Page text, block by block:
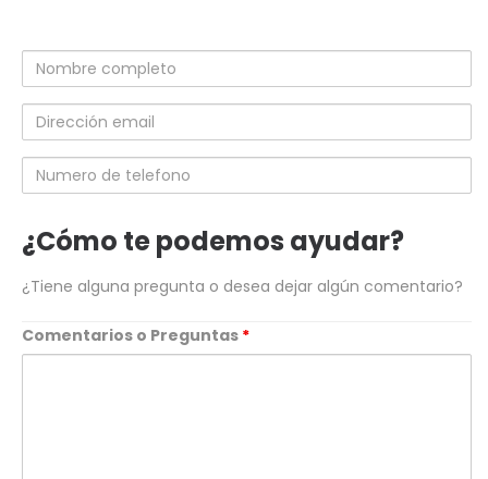
Nombre
completo
Dirección
email
Numero
de
¿Cómo te podemos ayudar?
¿Tiene alguna pregunta o desea dejar algún comentario?
Comentarios o Preguntas *